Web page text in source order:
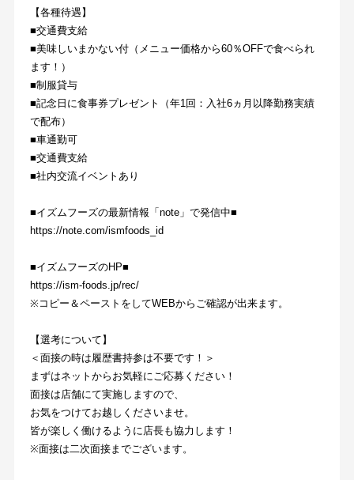
【各種待遇】
■交通費支給
■美味しいまかない付（メニュー価格から60％OFFで食べられ
ます！）
■制服貸与
■記念日に食事券プレゼント（年1回：入社6ヵ月以降勤務実績
で配布）
■車通勤可
■交通費支給
■社内交流イベントあり
■イズムフーズの最新情報「note」で発信中■
https://note.com/ismfoods_id
■イズムフーズのHP■
https://ism-foods.jp/rec/
※コピー＆ペーストをしてWEBからご確認が出来ます。
【選考について】
＜面接の時は履歴書持参は不要です！＞
まずはネットからお気軽にご応募ください！
面接は店舗にて実施しますので、
お気をつけてお越しくださいませ。
皆が楽しく働けるように店長も協力します！
※面接は二次面接までございます。